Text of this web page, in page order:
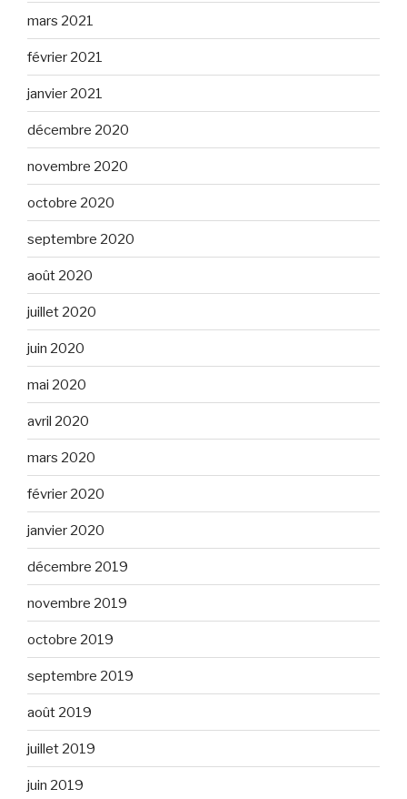
mars 2021
février 2021
janvier 2021
décembre 2020
novembre 2020
octobre 2020
septembre 2020
août 2020
juillet 2020
juin 2020
mai 2020
avril 2020
mars 2020
février 2020
janvier 2020
décembre 2019
novembre 2019
octobre 2019
septembre 2019
août 2019
juillet 2019
juin 2019